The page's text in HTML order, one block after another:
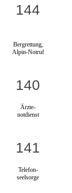
144
Bergrettung,
Alpin-Notruf
140
Ärzte-
notdienst
141
Telefon-
seelsorge